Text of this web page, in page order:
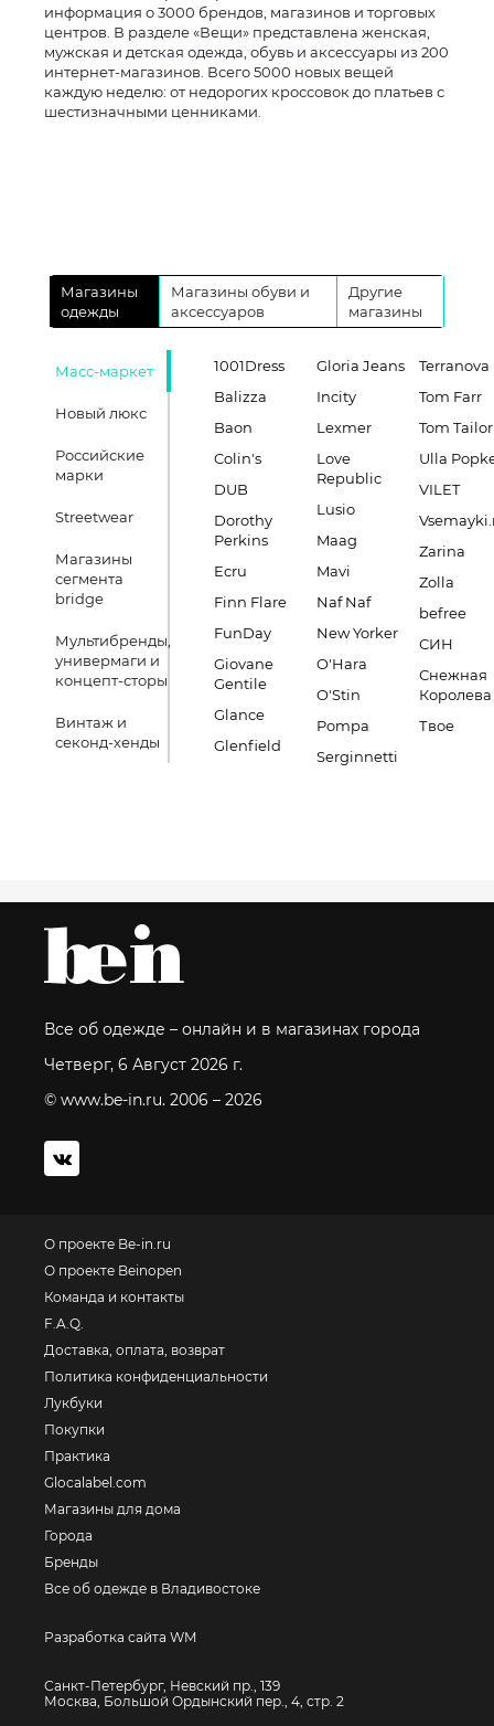
информация о 3000 брендов, магазинов и торговых
центров. В разделе «Вещи» представлена женская,
мужская и детская одежда, обувь и аксессуары из 200
интернет-магазинов. Всего 5000 новых вещей
каждую неделю: от недорогих кроссовок до платьев с
шестизначными ценниками.
Магазины
одежды
Магазины обуви и
аксессуаров
Другие
магазины
Масс-маркет
Новый люкс
Российские
марки
Streetwear
Магазины
сегмента
bridge
Мультибренды,
универмаги и
концепт-сторы
Винтаж и
секонд-хенды
1001Dress
Balizza
Baon
Colin's
DUB
Dorothy
Perkins
Ecru
Finn Flare
FunDay
Giovane
Gentile
Glance
Glenfield
Gloria Jeans
Incity
Lexmer
Love
Republic
Lusio
Maag
Mavi
Naf Naf
New Yorker
O'Hara
O'Stin
Pompa
Serginnetti
Terranova
Tom Farr
Tom Tailor
Ulla
VILET
Zarina
Zolla
befree
СИН
Снежная
Королева
Твое
Все об одежде – онлайн и в магазинах города
Четверг, 6 Август 2026 г.
© www.be-in.ru. 2006 – 2026
О проекте Be-in.ru
О проекте Beinopen
Команда и контакты
F.A.Q.
Доставка, оплата, возврат
Политика конфиденциальности
Лукбуки
Покупки
Практика
Glocalabel.com
Магазины для дома
Города
Бренды
Все об одежде в Владивостоке
Разработка сайта WM
Санкт-Петербург, Невский пр., 139
Москва, Большой Ордынский пер., 4, стр. 2